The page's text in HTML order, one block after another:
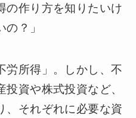
の作り方を知りたいけ
？」
労所得」。しかし、不
資や株式投資など、
、それぞれに必要な資